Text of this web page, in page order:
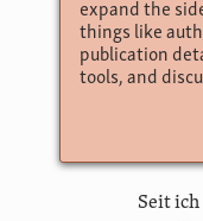
expand the
things like
publication
tools, and
Die
1.48.
Seit ich